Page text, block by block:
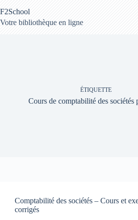
au
contenu
F2School
Votre bibliothèque en ligne
ÉTIQUETTE
Cours de comptabilité des sociétés
Comptabilité des sociétés – Cours et
corrigés